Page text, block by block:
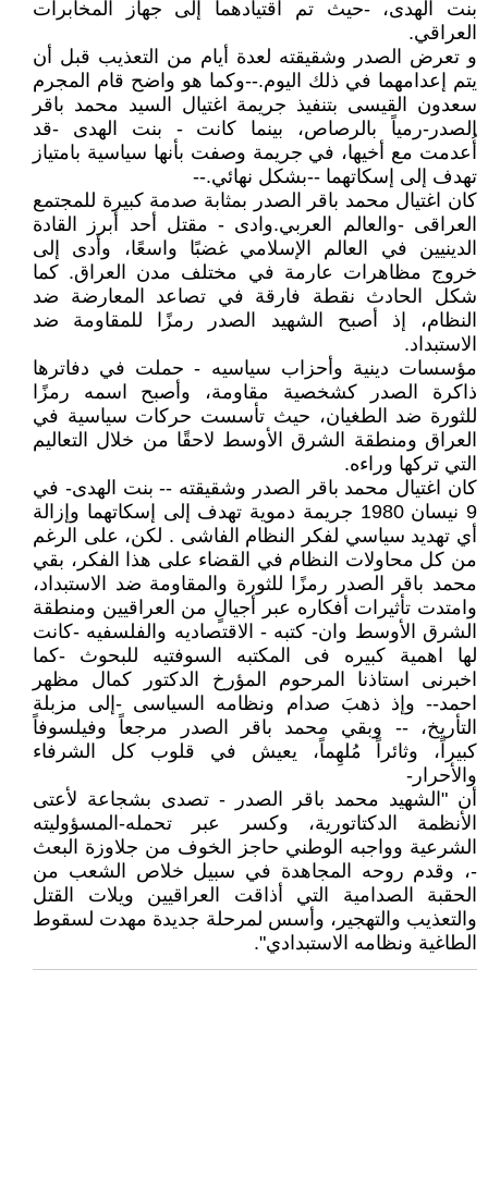
بنت الهدى، -حيث تم اقتيادهما إلى جهاز المخابرات
العراقي.
و تعرض الصدر وشقيقته لعدة أيام من التعذيب قبل أن
يتم إعدامهما في ذلك اليوم.--وكما هو واضح قام المجرم
سعدون القيسى بتنفيذ جريمة اغتيال السيد محمد باقر
الصدر-رمياً بالرصاص، بينما كانت - بنت الهدى -قد
أُعدمت مع أخيها، في جريمة وصفت بأنها سياسية بامتياز
تهدف إلى إسكاتهما --بشكل نهائي.--
كان اغتيال محمد باقر الصدر بمثابة صدمة كبيرة للمجتمع
العراقى -والعالم العربي.وادى - مقتل أحد أبرز القادة
الدينيين في العالم الإسلامي غضبًا واسعًا، وأدى إلى
خروج مظاهرات عارمة في مختلف مدن العراق. كما
شكل الحادث نقطة فارقة في تصاعد المعارضة ضد
النظام، إذ أصبح الشهيد الصدر رمزًا للمقاومة ضد
الاستبداد.
مؤسسات دينية وأحزاب سياسيه - حملت في دفاترها
ذاكرة الصدر كشخصية مقاومة، وأصبح اسمه رمزًا
للثورة ضد الطغيان، حيث تأسست حركات سياسية في
العراق ومنطقة الشرق الأوسط لاحقًا من خلال التعاليم
التي تركها وراءه.
كان اغتيال محمد باقر الصدر وشقيقته -- بنت الهدى- في
9 نيسان 1980 جريمة دموية تهدف إلى إسكاتهما وإزالة
أي تهديد سياسي لفكر النظام الفاشى . لكن، على الرغم
من كل محاولات النظام في القضاء على هذا الفكر، بقي
محمد باقر الصدر رمزًا للثورة والمقاومة ضد الاستبداد،
وامتدت تأثيرات أفكاره عبر أجيالٍ من العراقيين ومنطقة
الشرق الأوسط وان- كتبه - الاقتصاديه والفلسفيه -كانت
لها اهمية كبيره فى المكتبه السوفتيه للبحوث -كما
اخبرنى استاذنا المرحوم المؤرخ الدكتور كمال مظهر
احمد-- وإذ ذهبَ صدام ونظامه السياسى -إلى مزبلة
التأريخ، -- وبقي محمد باقر الصدر مرجعاً وفيلسوفاً
كبيراً، وثائراً مُلهِماً، يعيش في قلوب كل الشرفاء
والأحرار-
أن "الشهيد محمد باقر الصدر - تصدى بشجاعة لأعتى
الأنظمة الدكتاتورية، وكسر عبر تحمله-المسؤوليته
الشرعية وواجبه الوطني حاجز الخوف من جلاوزة البعث
-، وقدم روحه المجاهدة في سبيل خلاص الشعب من
الحقبة الصدامية التي أذاقت العراقيين ويلات القتل
والتعذيب والتهجير، وأسس لمرحلة جديدة مهدت لسقوط
الطاغية ونظامه الاستبدادي".